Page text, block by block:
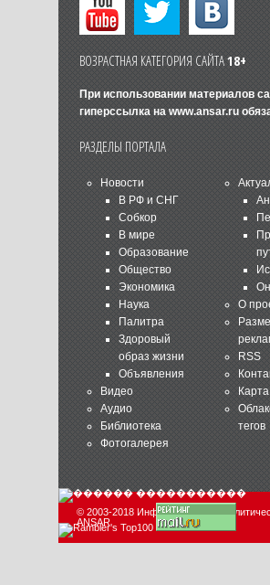
ВОЗРАСТНАЯ КАТЕГОРИЯ САЙТА18+
При использовании материалов
гиперссылка на www.ansar.ru
РАЗДЕЛЫ ПОРТАЛА
Новости
В РФ и СНГ
Собкор
В мире
Образование
Общество
Экономика
Наука
Палитра
Здоровый
образ жизни
Объявления
Видео
Аудио
Библиотека
Фотогалерея
О
RSS
тегов
© 2003-2018 Информационно-
ANSAR